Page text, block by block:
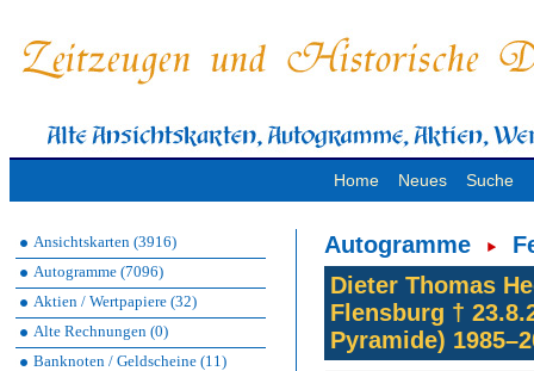
Home Neues Suche
Ansichtskarten (3916)
Autogramme (7096)
Aktien / Wertpapiere (32)
Alte Rechnungen (0)
Banknoten / Geldscheine (11)
Autogramme
Dieter Thomas
Flensburg †
Pyramide)